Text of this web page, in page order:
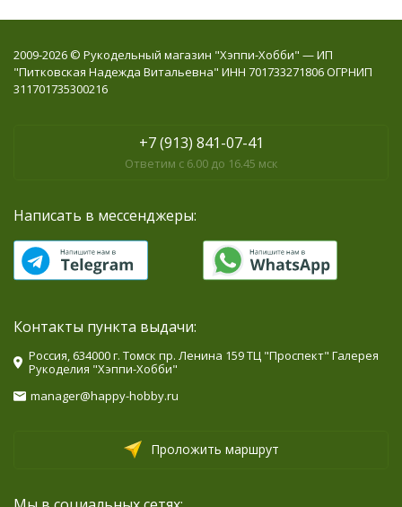
2009-2026 © Рукодельный магазин "Хэппи-Хобби" — ИП
"Питковская Надежда Витальевна" ИНН 701733271806 ОГРНИП
311701735300216
+7 (913) 841-07-41
Ответим с 6.00 до 16.45 мск
Написать в мессенджеры:
Контакты пункта выдачи:
Россия, 634000 г. Томск пр. Ленина 159 ТЦ "Проспект" Галерея
Рукоделия "Хэппи-Хобби"
manager@happy-hobby.ru
Проложить маршрут